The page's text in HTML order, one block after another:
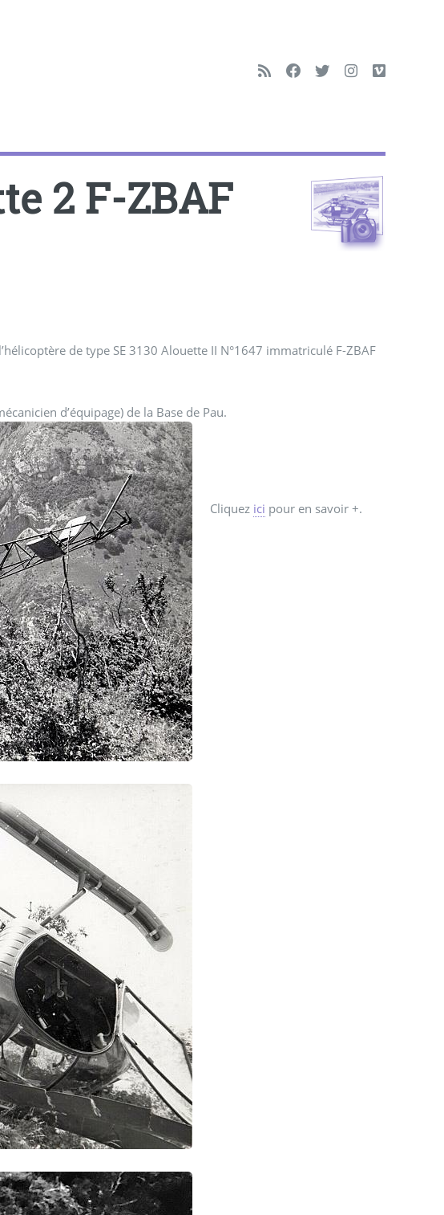
2 F-ZBAF
de type SE 3130 Alouette II N°1647 immatriculé F-ZBAF
d’équipage) de la Base de Pau.
Cliquez ici pour en savoir +.